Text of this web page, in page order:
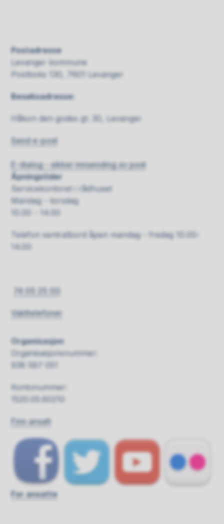
Postadresse
Levanger kommune
Postboks 130, 7601 Levanger
Besøksadresse:
Håkon den godes gt. 30, Levanger
Send e-post
E-dialog - sikker innsending av post
Åpningstider
Servicekontoret i rådhuset
Mandag - torsdag
10.00 - 14.00
Telefon sentralbord åpen mandag - fredag 10.00-
14.00
74 05 25 00
Vakttelefoner
Organisasjon
Organisasjonsnummer:
938 587 051
Kontonummer:
1520.05.60210
Finn ansatt
For ansatte